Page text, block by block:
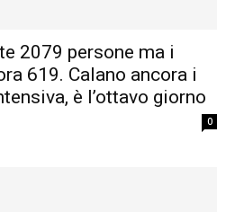
2079 persone ma i
619. Calano ancora i
è l’ottavo giorno
0